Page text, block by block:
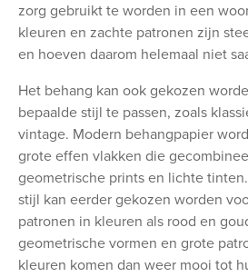
zorg gebruikt te worden in een
kleuren en zachte patronen zijn
en hoeven daarom helemaal niet
Het behang kan ook gekozen
bepaalde stijl te passen, zoals
vintage. Modern behangpapier
grote effen vlakken die
geometrische prints en lichte
stijl kan eerder gekozen worden
patronen in kleuren als rood en
geometrische vormen en grote
kleuren komen dan weer mooi tot